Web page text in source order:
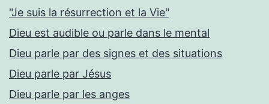
"Je suis la résurrection et la Vie"
Dieu est audible ou parle dans le mental
Dieu parle par des signes et des situations
Dieu parle par Jésus
Dieu parle par les anges